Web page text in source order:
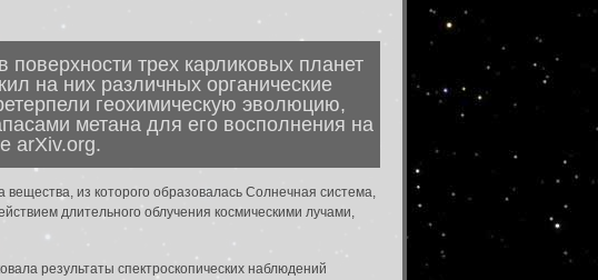
трех карликовых планет
на них различных органические
геохимическую эволюцию,
метана для его восполнения на
arXiv.org.
из которого образовалась Солнечная система,
длительного облучения космическими лучами,
результаты спектроскопических наблюдений